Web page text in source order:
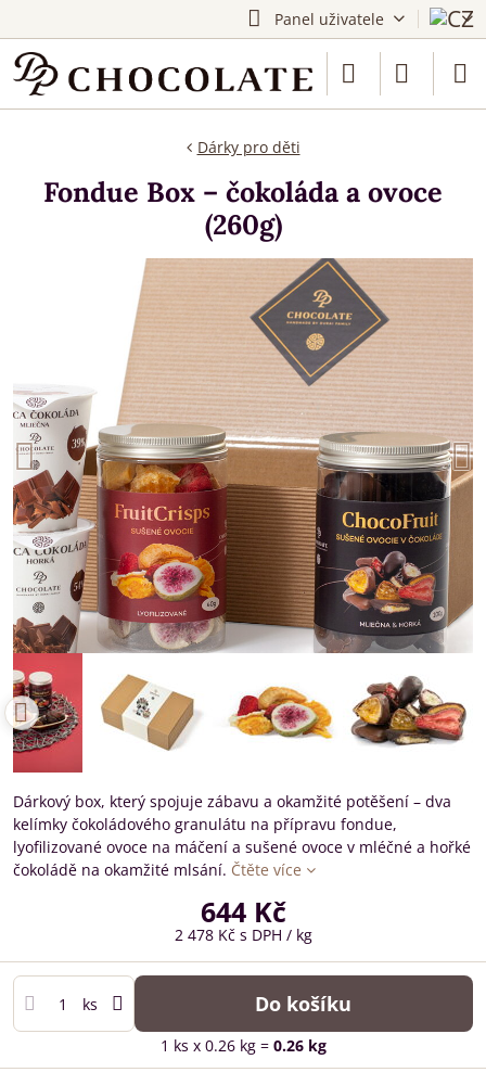
Panel uživatele
Dárky pro děti
Fondue Box – čokoláda a ovoce
(260g)
Dárkový box, který spojuje zábavu a okamžité potěšení – dva
kelímky čokoládového granulátu na přípravu fondue,
lyofilizované ovoce na máčení a sušené ovoce v mléčné a hořké
čokoládě na okamžité mlsání. Čtěte více
644 Kč
2 478 Kč s DPH / kg
ks Do košíku
1 ks x 0.26 kg = 0.26kg